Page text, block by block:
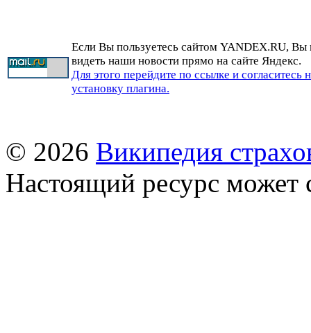
Если Вы пользуетесь сайтом YANDEX.RU, Вы
видеть наши новости прямо на сайте Яндекс.
Для этого перейдите по ссылке и согласитесь
установку плагина.
© 2026 Википедия
Настоящий ресурс может